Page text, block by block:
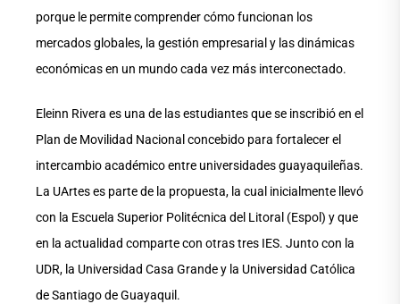
porque le permite comprender cómo funcionan los
mercados globales, la gestión empresarial y las dinámicas
económicas en un mundo cada vez más interconectado.
Eleinn Rivera es una de las estudiantes que se inscribió en el
Plan de Movilidad Nacional concebido para fortalecer el
intercambio académico entre universidades guayaquileñas.
La UArtes es parte de la propuesta, la cual inicialmente llevó
con la Escuela Superior Politécnica del Litoral (Espol) y que
en la actualidad comparte con otras tres IES. Junto con la
UDR, la Universidad Casa Grande y la Universidad Católica
de Santiago de Guayaquil.